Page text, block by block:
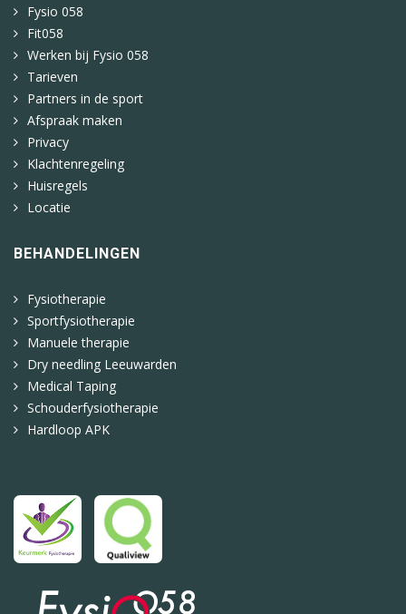
Fysio 058
Fit058
Werken bij Fysio 058
Tarieven
Partners in de sport
Afspraak maken
Privacy
Klachtenregeling
Huisregels
Locatie
BEHANDELINGEN
Fysiotherapie
Sportfysiotherapie
Manuele therapie
Dry needling Leeuwarden
Medical Taping
Schouderfysiotherapie
Hardloop APK